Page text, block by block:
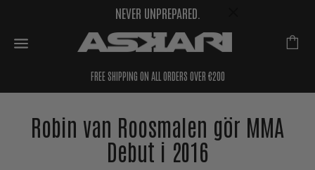
NEVER UNPREPARED.
FREE SHIPPING ON ALL ORDERS OVER €200
Robin van Roosmalen gör MMA
Debut i 2016